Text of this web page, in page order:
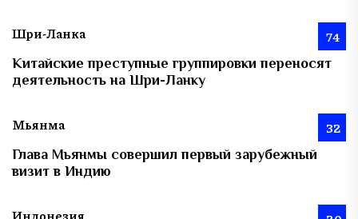
Шри-Ланка 74
Китайские преступные группировки переносят
деятельность на Шри-Ланку
Мьянма 32
Глава Мьянмы совершил первый зарубежный
визит в Индию